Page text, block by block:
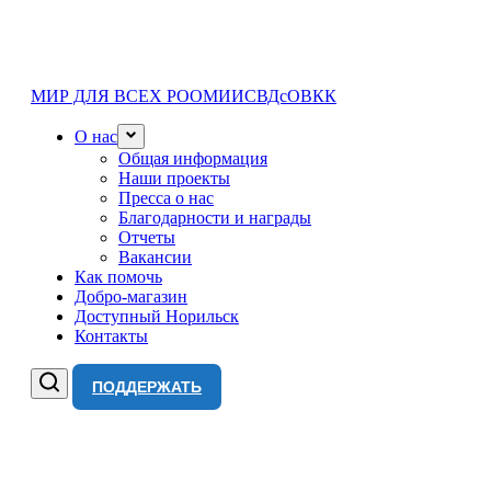
МИР ДЛЯ ВСЕХ РООМИИСВДсОВКК
О нас
Общая информация
Наши проекты
Пресса о нас
Благодарности и награды
Отчеты
Вакансии
Как помочь
Добро-магазин
Доступный Норильск
Контакты
ПОДДЕРЖАТЬ